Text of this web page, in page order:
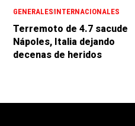
GENERALESINTERNACIONALES
Terremoto de 4.7 sacude
Nápoles, Italia dejando
decenas de heridos